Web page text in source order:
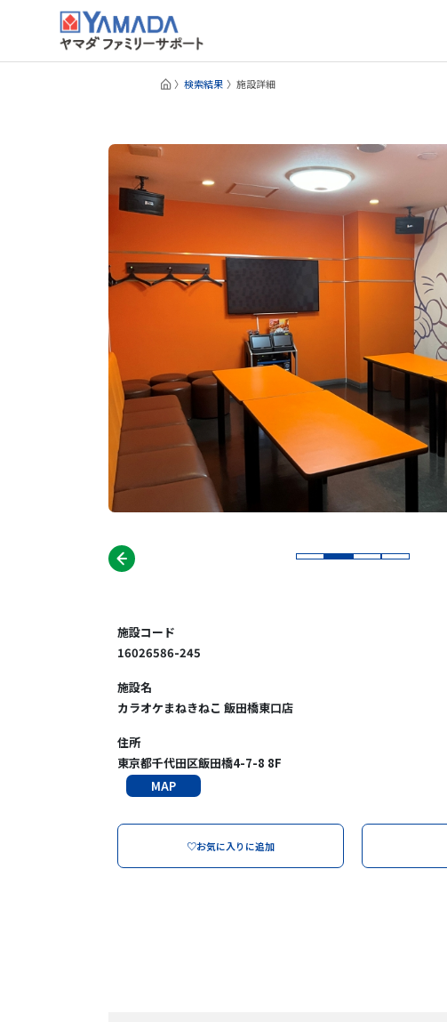
検索結果 施設詳細
施設コード
16026586-245
施設名
カラオケまねきねこ 飯田橋東口店
住所
東京都千代田区飯田橋4-7-8 8F
MAP
♡お気に入りに追加